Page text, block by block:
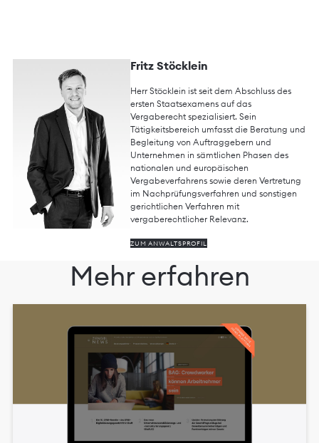
Fritz Stöcklein
Herr Stöcklein ist seit dem Abschluss des
ersten Staatsexamens auf das
Vergaberecht spezialisiert. Sein
Tätigkeitsbereich umfasst die Beratung und
Begleitung von Auftraggebern und
Unternehmen in sämtlichen Phasen des
nationalen und europäischen
Vergabeverfahrens sowie deren Vertretung
im Nachprüfungsverfahren und sonstigen
gerichtlichen Verfahren mit
vergaberechtlicher Relevanz.
ZUM ANWALTSPROFIL
Mehr erfahren